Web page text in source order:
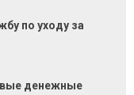
по уходу за
денежные